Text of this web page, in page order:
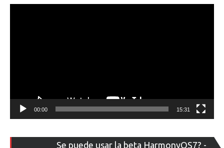
00:00 15:31
Se puede usar la beta HarmonyOS7? -